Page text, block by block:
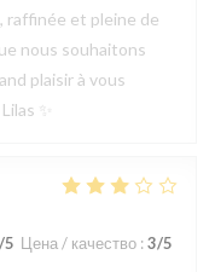
raffinée et pleine de
nous souhaitons
plaisir à vous
✨
/5 Цена / качество : 3/5